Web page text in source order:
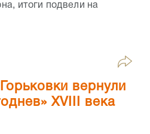
итоги подвели на
вернули
XVIII века